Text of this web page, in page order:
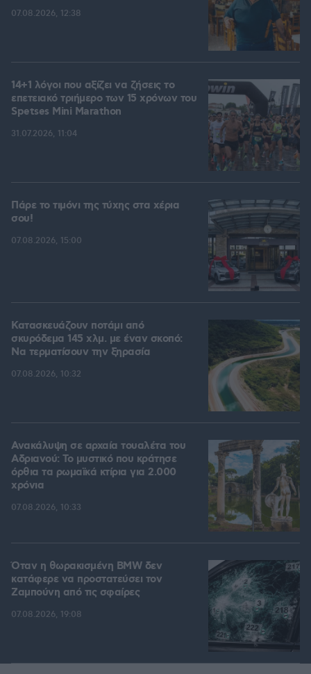
07.08.2026, 12:38
14+1 λόγοι που αξίζει να ζήσεις το
επετειακό τριήμερο των 15 χρόνων του
Spetses Mini Marathon
31.07.2026, 11:04
Πάρε το τιμόνι της τύχης στα χέρια
σου!
07.08.2026, 15:00
Κατασκευάζουν ποτάμι από
σκυρόδεμα 145 χλμ. με έναν σκοπό:
Να τερματίσουν την ξηρασία
07.08.2026, 10:32
Ανακάλυψη σε αρχαία τουαλέτα του
Αδριανού: Το μυστικό που κράτησε
όρθια τα ρωμαϊκά κτίρια για 2.000
χρόνια
07.08.2026, 10:33
Όταν η θωρακισμένη BMW δεν
κατάφερε να προστατεύσει τον
Ζαμπούνη από τις σφαίρες
07.08.2026, 19:08